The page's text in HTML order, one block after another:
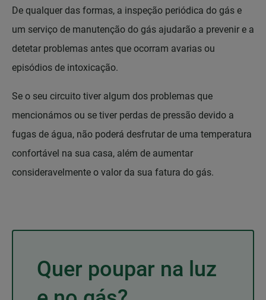
De qualquer das formas, a inspeção periódica do gás e
um serviço de manutenção do gás ajudarão a prevenir e a
detetar problemas antes que ocorram avarias ou
episódios de intoxicação.
Se o seu circuito tiver algum dos problemas que
mencionámos ou se tiver perdas de pressão devido a
fugas de água, não poderá desfrutar de uma temperatura
confortável na sua casa, além de aumentar
consideravelmente o valor da sua fatura do gás.
Quer poupar na luz